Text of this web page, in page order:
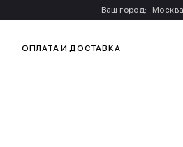
Ваш город:
ОПЛАТА И ДОСТАВКА